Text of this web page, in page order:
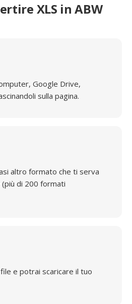
XLS in ABW
Google Drive,
sulla pagina.
altro formato che ti serva
di 200 formati
e potrai scaricare il tuo